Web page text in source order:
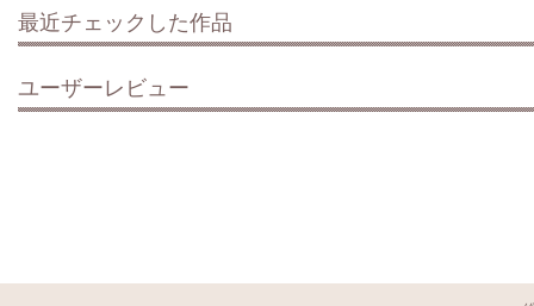
最近チェックした作品
ユーザーレビュー